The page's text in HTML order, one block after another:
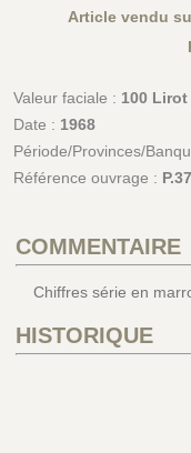
Article vendu
Valeur faciale : 100 Lirot
Date : 1968
Période/Provinces/
Référence ouvrage :
COMMENTAIRE
Chiffres série en
HISTORIQUE